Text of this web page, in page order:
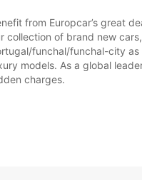
from Europcar’s great
collection of brand new
funchal/funchal-city
models. As a global
charges.